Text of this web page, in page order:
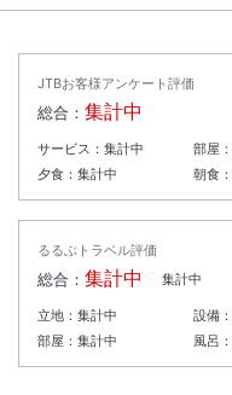
JTBお客様アンケート評価
総合： 集計中
サービス： 集計中 部屋：
夕食： 集計中 朝食：
るるぶトラベル評価
総合： 集計中 集計中
立地： 集計中 設備：
部屋： 集計中 風呂：